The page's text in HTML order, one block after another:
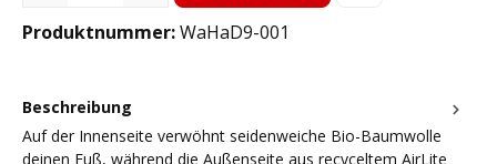
Produktnummer:WaHaD9-001
Beschreibung
Auf der Innenseite verwöhnt seidenweiche Bio-Baumwolle
deinen Fuß, während die Außenseite aus recyceltem AirLite